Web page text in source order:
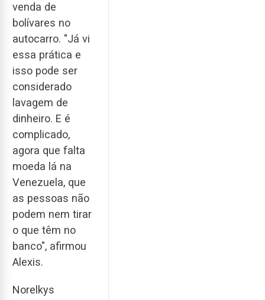
venda de
bolívares no
autocarro. "Já vi
essa prática e
isso pode ser
considerado
lavagem de
dinheiro. E é
complicado,
agora que falta
moeda lá na
Venezuela, que
as pessoas não
podem nem tirar
o que têm no
banco", afirmou
Alexis.
Norelkys